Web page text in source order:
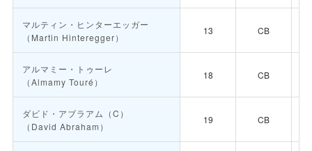
マルティン・ヒンターエッガー
（Martin Hinteregger）
13 CB
アルマミー・トゥーレ
（Almamy Touré）
18 CB
ダビド・アブラアム （C）
（David Abraham）
19 CB